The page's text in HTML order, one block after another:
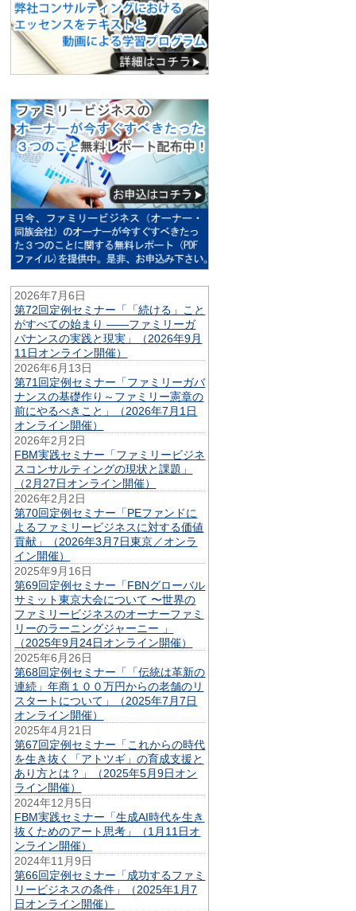
2026年7月6日
第72回定例セミナー「「続ける」こと
がすべての始まり ——ファミリーガ
バナンスの実践と現実」（2026年9月
11日オンライン開催）
2026年6月13日
第71回定例セミナー「ファミリーガバ
ナンスの基礎作り～ファミリー憲章の
前にやるべきこと」（2026年7月1日
オンライン開催）
2026年2月2日
FBM実践セミナー「ファミリービジネ
スコンサルティングの現状と課題」
（2月27日オンライン開催）
2026年2月2日
第70回定例セミナー「PEファンドに
よるファミリービジネスに対する価値
貢献」（2026年3月7日東京／オンラ
イン開催）
2025年9月16日
第69回定例セミナー「FBNグローバル
サミット東京大会について 〜世界の
ファミリービジネスのオーナーファミ
リーのラーニングジャーニー 」
（2025年9月24日オンライン開催）
2025年6月26日
第68回定例セミナー「「伝統は革新の
連続」年商１００万円からの老舗のリ
スタートについて」（2025年7月7日
オンライン開催）
2025年4月21日
第67回定例セミナー「これからの時代
を生き抜く「アトツギ」の育成支援と
あり方とは？」（2025年5月9日オン
ライン開催）
2024年12月5日
FBM実践セミナー「生成AI時代を生き
抜くためのアート思考」（1月11日オ
ンライン開催）
2024年11月9日
第66回定例セミナー「成功するファミ
リービジネスの条件」（2025年1月7
日オンライン開催）